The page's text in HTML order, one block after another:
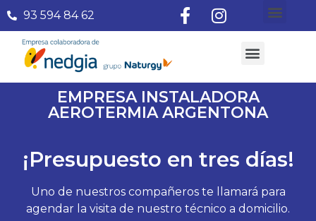
93 594 84 62
EMPRESA INSTALADORA
AEROTERMIA ARGENTONA
¡Presupuesto en tres días!
Uno de nuestros compañeros te llamará para
agendar la visita de nuestro técnico a domicilio.